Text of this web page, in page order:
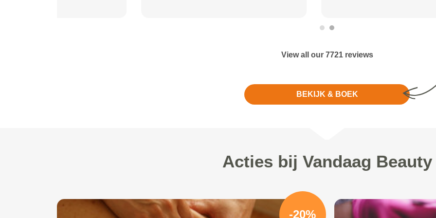
View all our 7721 reviews
BEKIJK & BOEK
Acties bij Vandaag Beauty
-20%